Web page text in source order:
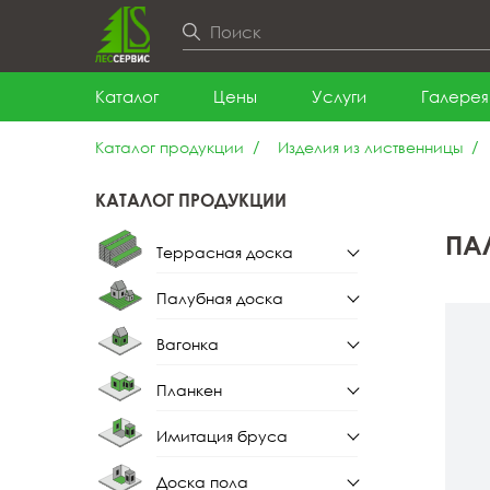
Каталог Цены Услуги Галерея
Каталог продукции Изделия из лиственницы
КАТАЛОГ ПРОДУКЦИИ
Террасная доска
Террасная доска из
лиственницы
Палубная доска
Палубная доска из
лиственницы
Вагонка
Вагонка штиль
лиственницы
Планкен
Планкен прямой
Имитация бруса
Доска пола